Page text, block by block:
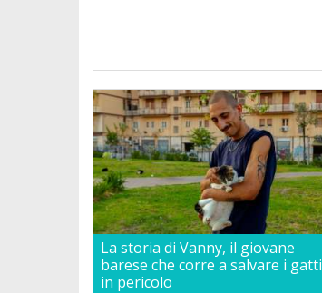
La storia di Vanny, il giovane
barese che corre a salvare i gatti
in pericolo